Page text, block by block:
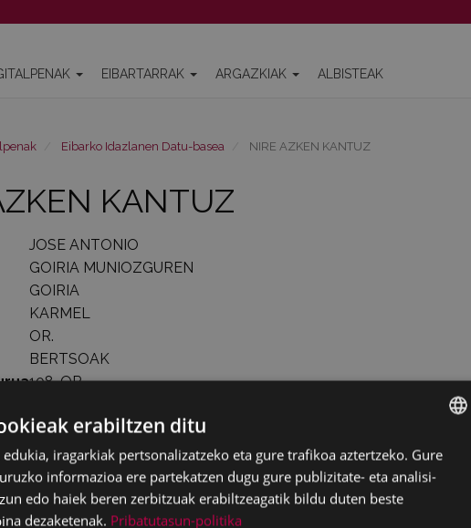
EIBARTARRAK ARGAZKIAK ALBISTEAK
Eibarko Idazlanen Datu-basea NIRE AZKEN KANTUZ
KANTUZ
JOSE ANTONIO
GOIRIA MUNIOZGUREN
GOIRIA
KARMEL
OR.
BERTSOAK
108. OR.
BASQUE
SPANISH
erabiltzen ditu
iragarkiak pertsonalizatzeko eta gure trafikoa aztertzeko. Gure
informazioa ere partekatzen dugu gure publizitate- eta analisi-
edo haiek beren zerbitzuak erabiltzeagatik bildu duten beste
dezaketenak. Pribatutasun-politika